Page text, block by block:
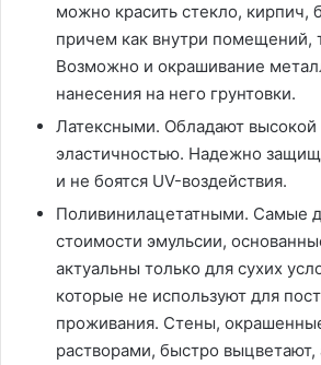
можно красить стекло, кирпич,
причем как внутри помещений,
Возможно и окрашивание
нанесения на него грунтовки.
Латексными. Обладают
эластичностью. Надежно
и не боятся UV-воздействия.
Поливинилацетатными. Самые
стоимости эмульсии,
актуальны только для сухих
которые не используют для
проживания. Стены,
растворами, быстро выцветают,